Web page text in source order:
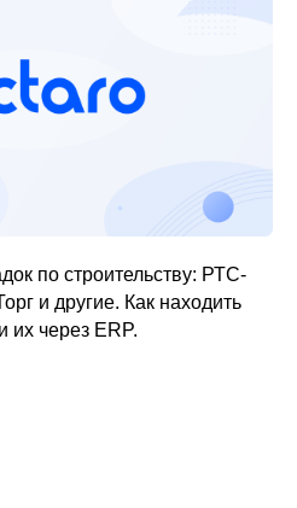
по строительству: РТС-
и другие. Как находить
их через ERP.